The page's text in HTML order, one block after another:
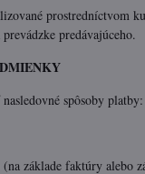
prostredníctvom
predávajúceho.
spôsoby platby:
základe faktúry alebo